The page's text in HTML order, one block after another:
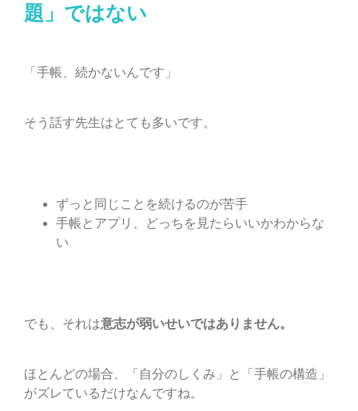
題」ではない
「手帳、続かないんです」
そう話す先生はとても多いです。
ずっと同じことを続けるのが苦手
手帳とアプリ、どっちを見たらいいかわからな
い
でも、それは意志が弱いせいではありません。
ほとんどの場合、「自分のしくみ」と「手帳の構造」
がズレているだけなんですね。